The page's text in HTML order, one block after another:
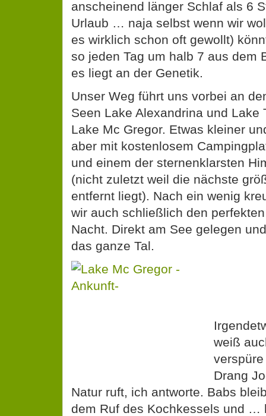
anscheinend länger Schlaf als 6
Urlaub … naja selbst wenn wir
es wirklich schon oft gewollt)
so jeden Tag um halb 7 aus dem
es liegt an der Genetik.
Unser Weg führt uns vorbei an
Seen Lake Alexandrina und Lake
Lake Mc Gregor. Etwas kleiner
aber mit kostenlosem
und einem der sternenklarsten
(nicht zuletzt weil die nächste
entfernt liegt). Nach ein wenig
wir auch schließlich den
Nacht. Direkt am See gelegen
das ganze Tal.
weiß
Drang
Natur ruft, ich antworte. Babs
dem Ruf des Kochkessels und …